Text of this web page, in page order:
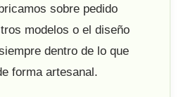
sobre pedido
modelos o el diseño
dentro de lo que
forma artesanal.